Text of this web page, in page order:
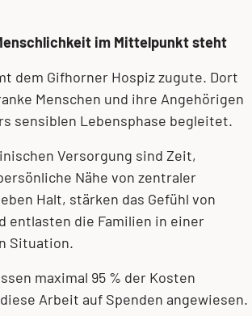
im Mittelpunkt steht
dem Gifhorner Hospiz zugute. Dort
Menschen und ihre Angehörigen
sensiblen Lebensphase begleitet.
Versorgung sind Zeit,
Nähe von zentraler
Halt, stärken das Gefühl von
entlasten die Familien in einer
Situation.
maximal 95 % der Kosten
Arbeit auf Spenden angewiesen.